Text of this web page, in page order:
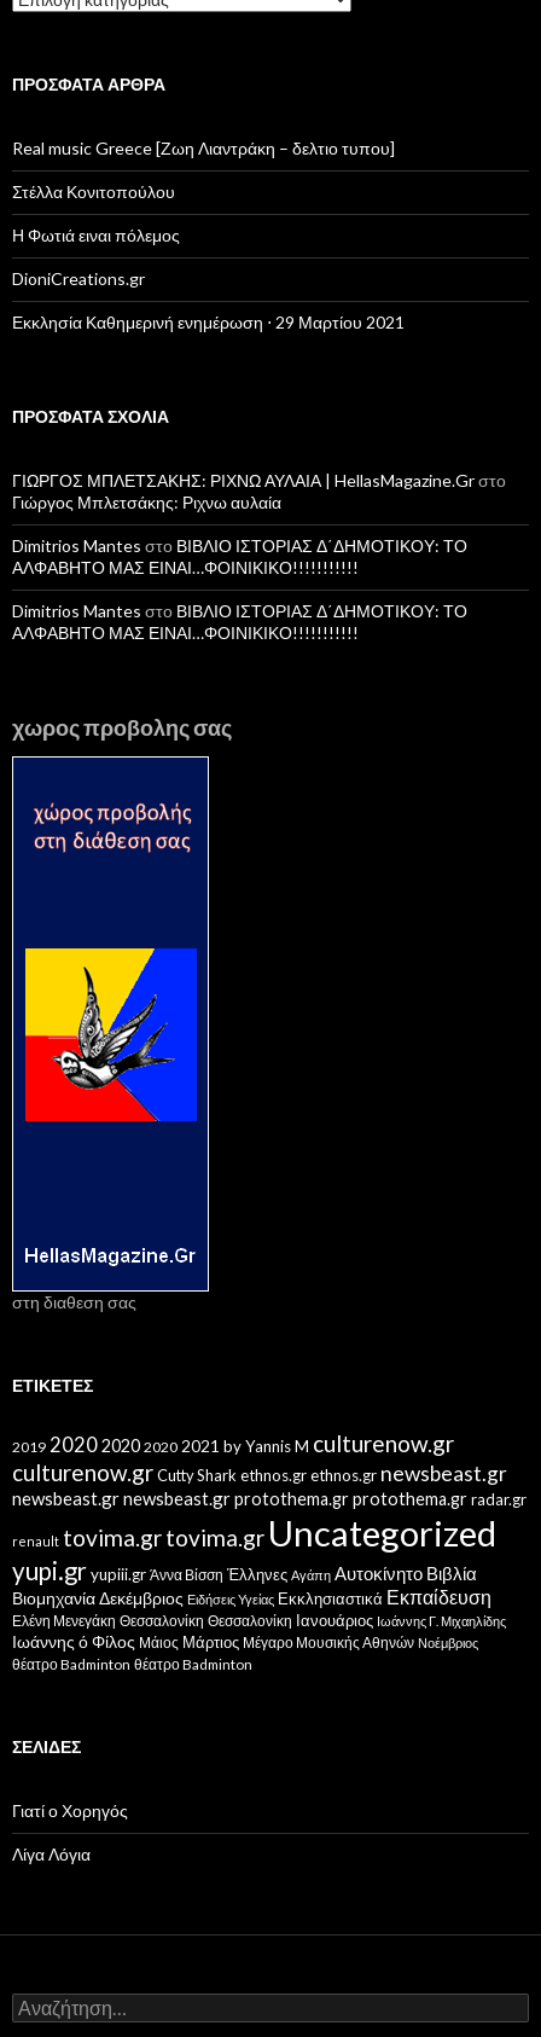
μενού
ΠΡΌΣΦΑΤΑ ΆΡΘΡΑ
Real music Greece [Ζωη Λιαντράκη – δελτιο τυπου]
Στέλλα Κονιτοπούλου
Η Φωτιά ειναι πόλεμος
DioniCreations.gr
Εκκλησία Καθημερινή ενημέρωση ⋅ 29 Μαρτίου 2021
ΠΡΌΣΦΑΤΑ ΣΧΌΛΙΑ
ΓΙΩΡΓΟΣ ΜΠΛΕΤΣΑΚΗΣ: ΡΙΧΝΩ ΑΥΛΑΙΑ | HellasMagazine.Grστο
Γιώργος Μπλετσάκης: Ριχνω αυλαία
Dimitrios Mantes στο ΒΙΒΛΙΟ ΙΣΤΟΡΙΑΣ Δ΄ΔΗΜΟΤΙΚΟΥ: ΤΟ
ΑΛΦΑΒΗΤΟ ΜΑΣ ΕΙΝΑΙ…ΦΟΙΝΙΚΙΚΟ!!!!!!!!!!!
Dimitrios Mantes στο ΒΙΒΛΙΟ ΙΣΤΟΡΙΑΣ Δ΄ΔΗΜΟΤΙΚΟΥ: ΤΟ
ΑΛΦΑΒΗΤΟ ΜΑΣ ΕΙΝΑΙ…ΦΟΙΝΙΚΙΚΟ!!!!!!!!!!!
χωρος προβολης σας
στη διαθεση σας
ΕΤΙΚΈΤΕΣ
2019 20202020 2020 2021 by Yannis M culturenow.gr
culturenow.grCutty Sharkethnos.grethnos.gr newsbeast.gr
newsbeast.grnewsbeast.grprotothema.grprotothema.grradar.gr
renault tovima.grtovima.gr Uncategorized
yupi.gryupiii.gr Άννα Βίσση Έλληνες Αγάπη Αυτοκίνητο Βιβλία
ΒιομηχανίαΔεκέμβριος Ειδήσεις Υγείας Εκκλησιαστικά Εκπαίδευση
Ελένη Μενεγάκη Θεσσαλονίκη Θεσσαλονίκη Ιανουάριος Ιωάννης Γ. Μιχαηλίδης
Ιωάννης ό Φίλος Μάιος Μάρτιος Μέγαρο Μουσικής Αθηνών Νοέμβριος
θέατρο Badminton θέατρο Badminton
ΣΕΛΊΔΕΣ
Γιατί ο Χορηγός
Λίγα Λόγια
Αναζήτηση
για: